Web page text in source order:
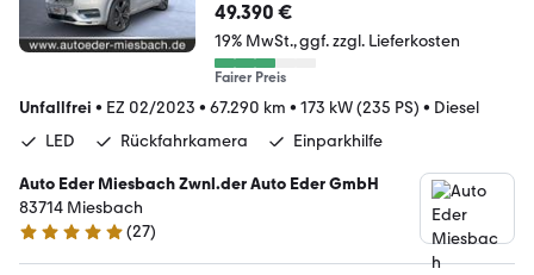
49.390 €
19% MwSt. ggf. zzgl. Lieferkosten
Fairer Preis
Unfallfrei • EZ 02/2023 • 67.290 km • 173 kW (235 PS) • Diesel
LED
Rückfahrkamera Einparkhilfe
Auto Eder Miesbach Zwnl.der Auto Eder GmbH
83714 Miesbach
4.8 Sterne
(27)